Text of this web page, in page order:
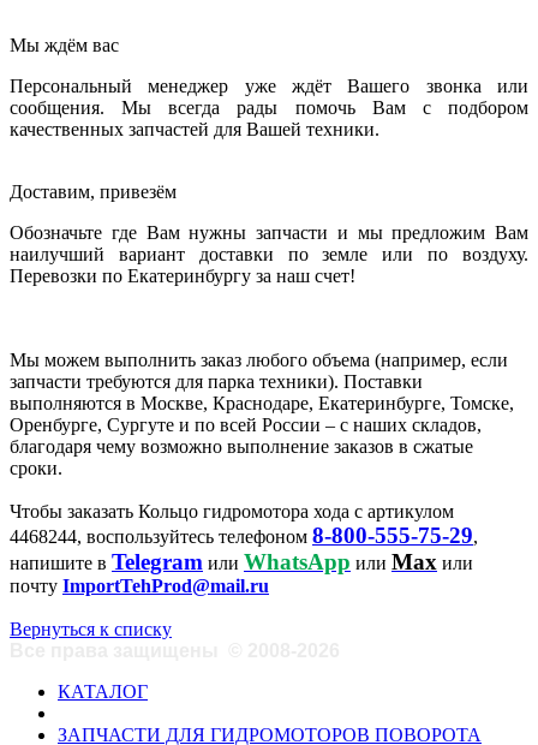
Мы ждём вас
Персональный менеджер уже ждёт Вашего звонка или
сообщения. Мы всегда рады помочь Вам с подбором
качественных запчастей для Вашей техники.
Доставим, привезём
Обозначьте где Вам нужны запчасти и мы предложим Вам
наилучший вариант доставки по земле или по воздуху.
Перевозки по Екатеринбургу за наш счет!
Мы можем выполнить заказ любого объема (например, если
запчасти требуются для парка техники). Поставки
выполняются в Москве, Краснодаре, Екатеринбурге, Томске,
Оренбурге, Сургуте и по всей России – с наших складов,
благодаря чему возможно выполнение заказов в сжатые
сроки.
Чтобы заказать Кольцо гидромотора хода с артикулом
4468244, воспользуйтесь телефоном 8-800-555-75-29,
напишите в Telegram или WhatsApp или Max или
почту ImportTehProd@mail.ru
Вернуться к списку
КАТАЛОГ
ЗАПЧАСТИ ДЛЯ ГИДРОМОТОРОВ ПОВОРОТА